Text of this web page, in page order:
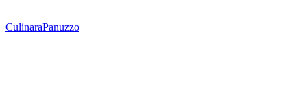
CulinaraPanuzzo